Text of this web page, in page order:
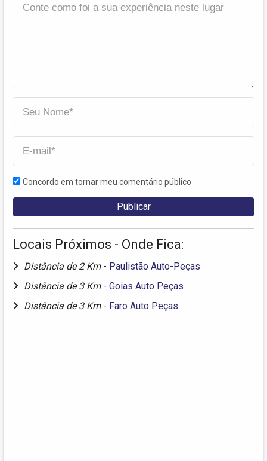
Concordo em tornar meu comentário público
Locais Próximos - Onde Fica:
Distância de 2 Km - Paulistão Auto-Peças
Distância de 3 Km - Goias Auto Peças
Distância de 3 Km - Faro Auto Peças